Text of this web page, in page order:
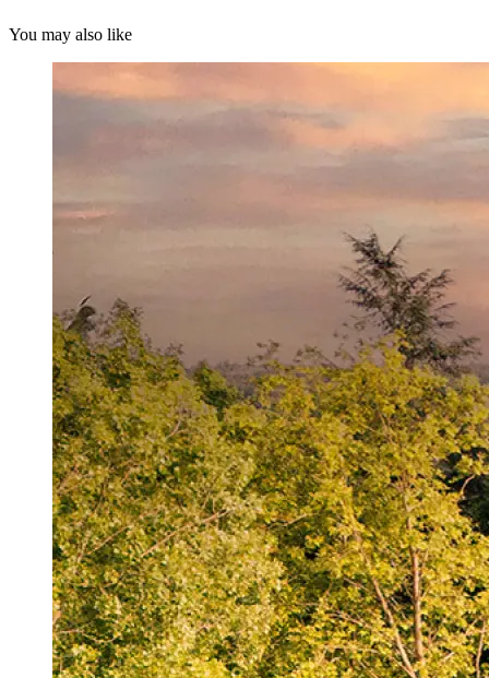
You may also like